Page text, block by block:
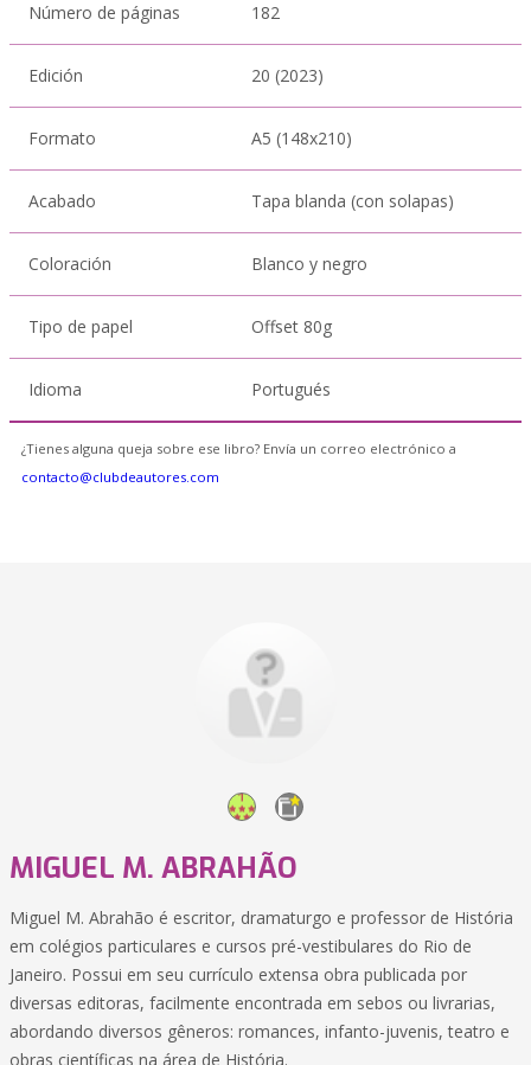
Número de páginas 182
Edición 20 (2023)
Formato A5 (148x210)
Acabado Tapa blanda (con solapas)
Coloración Blanco y negro
Tipo de papel Offset 80g
Idioma Portugués
¿Tienes alguna queja sobre ese libro? Envía un correo electrónico a
contacto@clubdeautores.com
MIGUEL M. ABRAHÃO
Miguel M. Abrahão é escritor, dramaturgo e professor de História
em colégios particulares e cursos pré-vestibulares do Rio de
Janeiro. Possui em seu currículo extensa obra publicada por
diversas editoras, facilmente encontrada em sebos ou livrarias,
abordando diversos gêneros: romances, infanto-juvenis, teatro e
obras científicas na área de História.